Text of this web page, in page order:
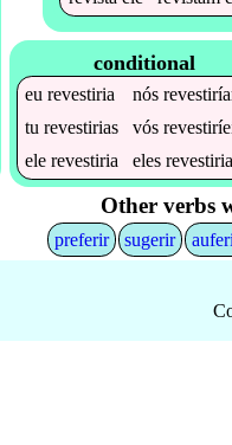
conditional
eurevestiria nós
turevestirias vós
elerevestiria eles
Other verbs
preferir sugerir